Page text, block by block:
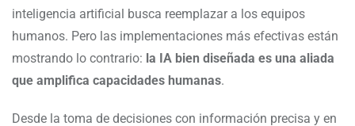
inteligencia artificial busca reemplazar a los equipos
humanos. Pero las implementaciones más efectivas están
mostrando lo contrario: la IA bien diseñada es una aliada
que amplifica capacidades humanas.
Desde la toma de decisiones con información precisa y en